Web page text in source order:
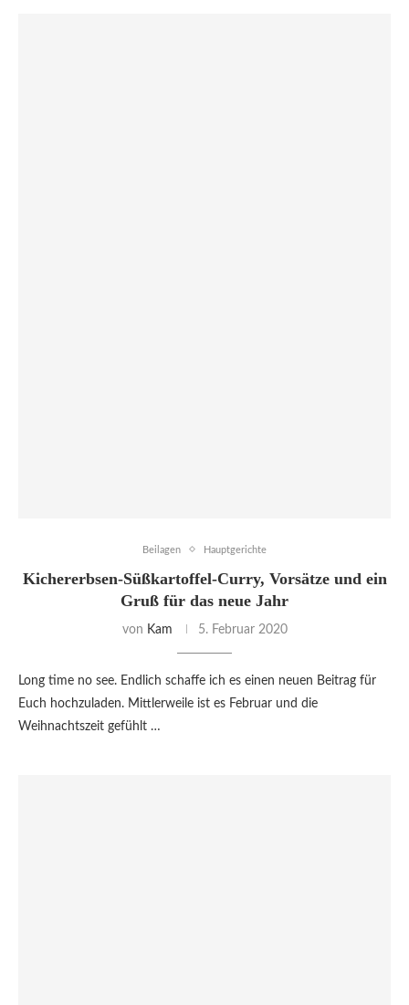
Beilagen Hauptgerichte
Kichererbsen-Süßkartoffel-Curry, Vorsätze und ein
Gruß für das neue Jahr
von Kam 5. Februar 2020
Long time no see. Endlich schaffe ich es einen neuen Beitrag für
Euch hochzuladen. Mittlerweile ist es Februar und die
Weihnachtszeit gefühlt …